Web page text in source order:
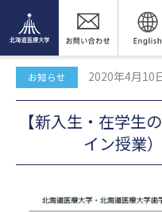
【新入生・在学生の皆様】遠
て
お知らせ 2020年4月10
【新入生・在学生
イン授業